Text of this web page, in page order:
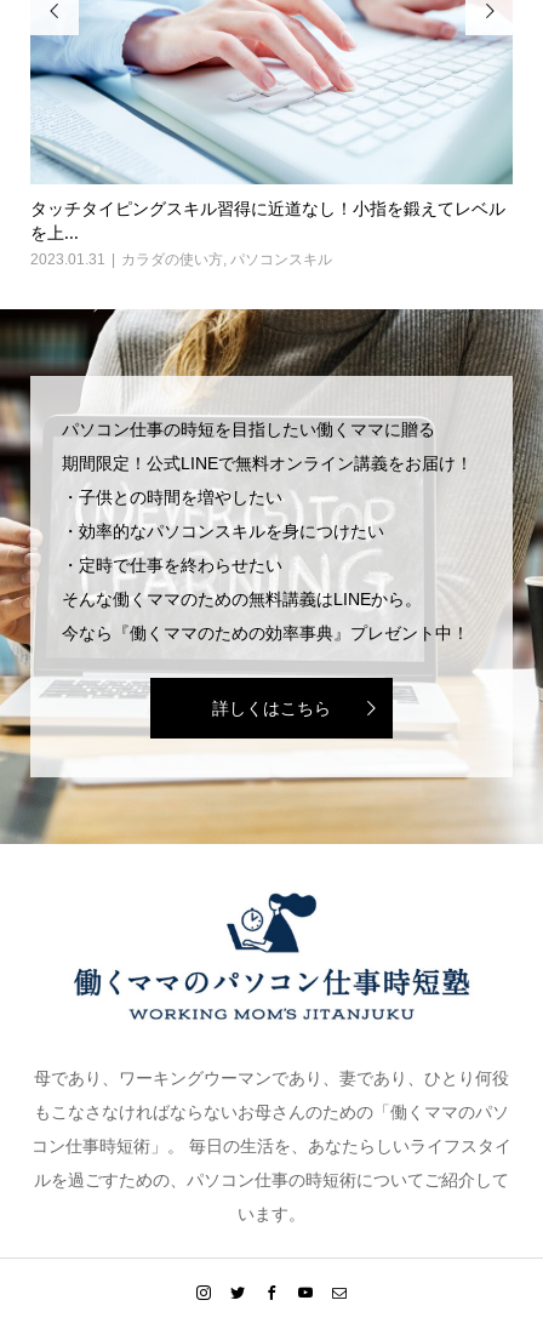

タッチタイピングスキル習得に近道なし！小指を鍛えてレベル
を上...
2023.01.31 カラダの使い方, パソコンスキル

パソコン仕事の時短を目指したい働くママに贈る
期間限定！公式LINEで無料オンライン講義をお届け！
・子供との時間を増やしたい
・効率的なパソコンスキルを身につけたい
・定時で仕事を終わらせたい
そんな働くママのための無料講義はLINEから。
今なら『働くママのための効率事典』プレゼント中！
詳しくはこちら
母であり、ワーキングウーマンであり、妻であり、ひとり何役
もこなさなければならないお母さんのための「働くママのパソ
コン仕事時短術」。 毎日の生活を、あなたらしいライフスタイ
ルを過ごすための、パソコン仕事の時短術についてご紹介して
います。